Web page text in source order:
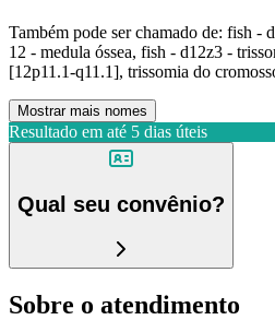
Também pode ser chamado de: fish -
12 - medula óssea, fish - d12z3 -
[12p11.1-q11.1], trissomia do
Mostrar mais nomes
Resultado em até 5 dias úteis
Qual seu convênio?
Sobre o atendimento